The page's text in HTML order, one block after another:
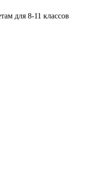
для 8-11 классов